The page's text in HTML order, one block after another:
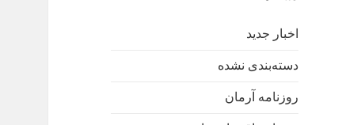
اخبار جدید
دسته‌بندی نشده
روزنامه آرمان